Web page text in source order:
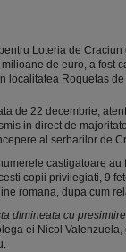
Loteria de
de euro, a fost
localitatea Roquetas
de 22 decembrie,
in direct de
al serbarilor de
castigatoare
copii privilegiati, 9
romana, dupa cum
dimineata cu
ei Nicol